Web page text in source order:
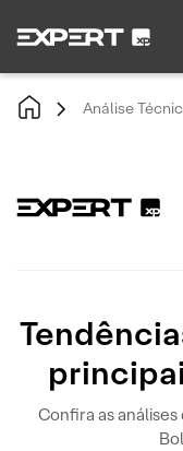
Análise
Confira as